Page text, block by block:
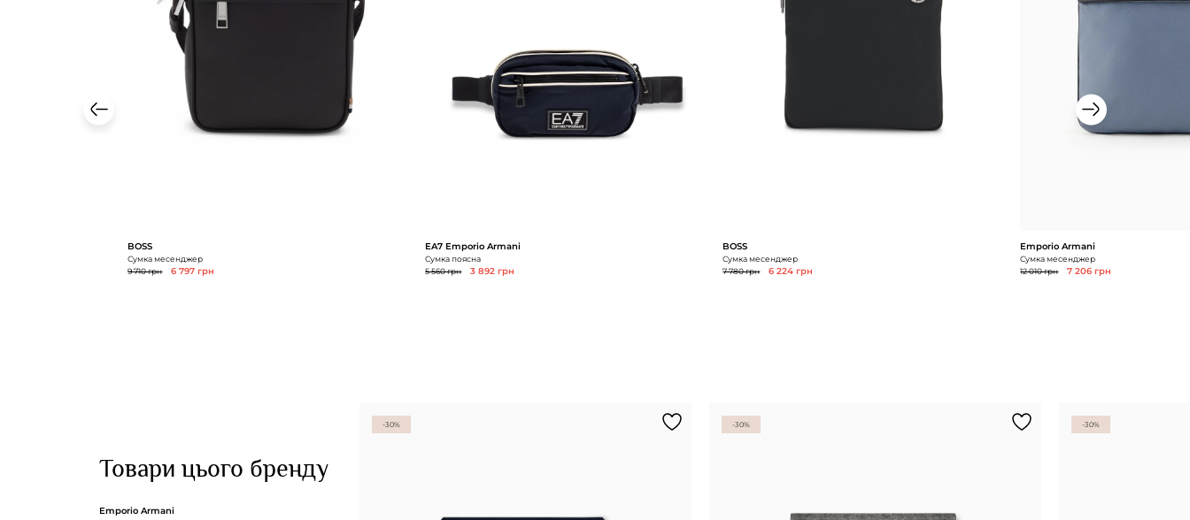
BOSS
Сумка месенджер
9 710 грн
6 797 грн
EA7 Emporio Armani
Сумка поясна
5 560 грн
3 892 грн
BOSS
Сумка месенджер
7 780 грн
6 224 грн
Emporio Armani
Сумка месенджер
12 010 грн
7 206 грн
Товари цього бренду
Emporio Armani
-30% -30% -30%